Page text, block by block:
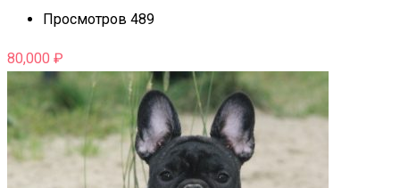
Просмотров 489
80,000 ₽